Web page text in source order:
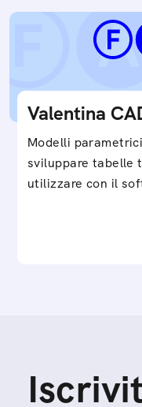
Valentina
Modelli
sviluppare tabelle
utilizzare con il